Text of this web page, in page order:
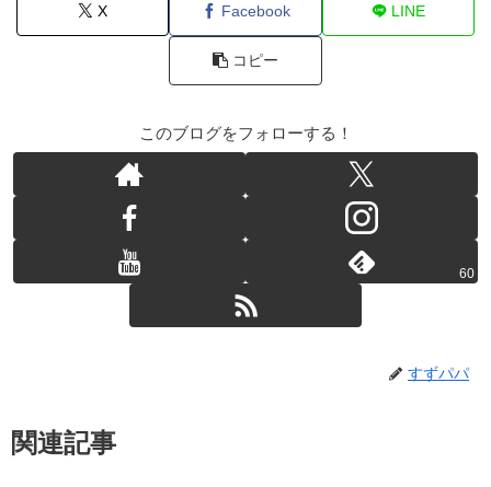
X Facebook LINE
コピー
このブログをフォローする！
60
すずパパ
関連記事